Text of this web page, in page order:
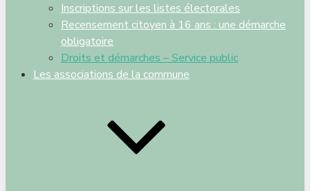
Inscriptions sur les listes électorales
Recensement citoyen à 16 ans : une démarche
obligatoire
Droits et démarches – Service public
Les associations de la commune